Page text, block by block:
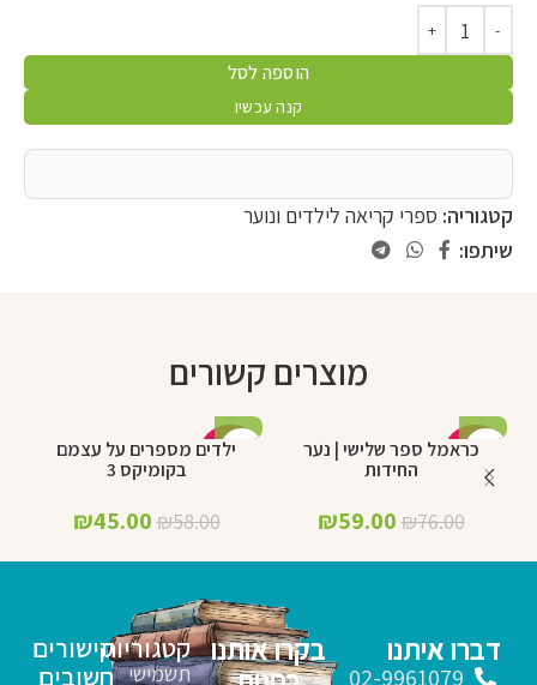
הוספה לסל
קנה עכשיו
קטגוריה: ספרי קריאה לילדים ונוער
שיתפו:
מוצרים קשורים
-22%
כראמל ספר שלישי | נער
החידות
₪76.00
₪59.00
-22%
ילדים מספרים על עצמם
בקומיקס 3
₪58.00
₪45.00
קטגוריות
תשמישי
קישורים
חשובים
דברו איתנו
02-9961079
בקרו אותנו